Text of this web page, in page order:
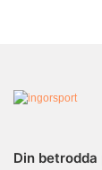
Din